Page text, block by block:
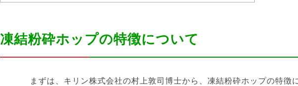
凍結粉砕ホップの特徴について
まずは、キリン株式会社の村上敦司博士から、凍結粉砕ホップの特徴